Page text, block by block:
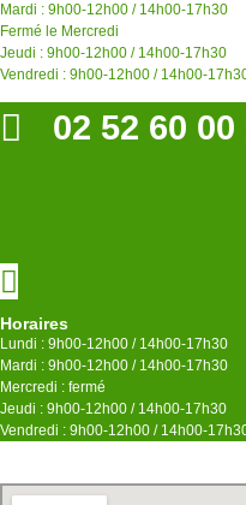
Mardi : 9h00-12h00 / 14h00-17h30
Fermé le Mercredi
Jeudi : 9h00-12h00 / 14h00-17h30
Vendredi : 9h00-12h00 / 14h00-
02 52 60 00
Horaires
Lundi : 9h00-12h00 / 14h00-17h30
Mardi : 9h00-12h00 / 14h00-17h30
Mercredi : fermé
Jeudi : 9h00-12h00 / 14h00-17h30
Vendredi : 9h00-12h00 / 14h00-